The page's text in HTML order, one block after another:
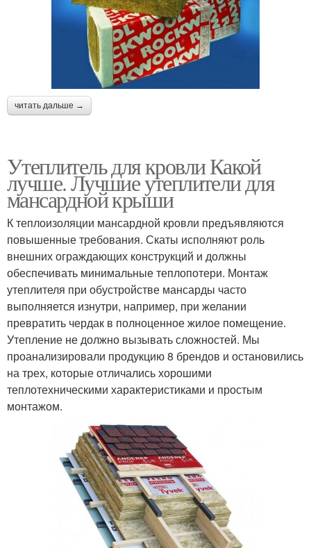
читать дальше →
Утеплитель для кровли Какой
лучше. Лучшие утеплители для
мансардной крыши
К теплоизоляции мансардной кровли предъявляются
повышенные требования. Скаты исполняют роль
внешних ограждающих конструкций и должны
обеспечивать минимальные теплопотери. Монтаж
утеплителя при обустройстве мансарды часто
выполняется изнутри, например, при желании
превратить чердак в полноценное жилое помещение.
Утепление не должно вызывать сложностей. Мы
проанализировали продукцию 8 брендов и остановились
на трех, которые отличались хорошими
теплотехническими характеристиками и простым
монтажом.